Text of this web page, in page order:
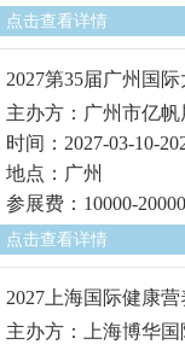
点击查看详情
2027第35届广州国
主办方：广州市亿帆
时间：2027-03-10-
地点：广州
参展费：10000-20000
点击查看详情
2027上海国际健康
主办方：上海博华国